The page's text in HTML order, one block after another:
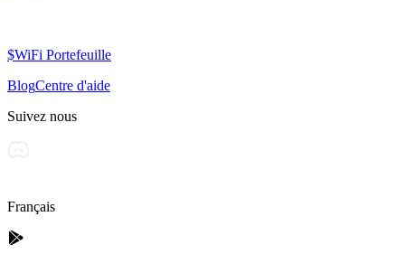
$WiFi Portefeuille
BlogCentre d'aide
Suivez nous
Français